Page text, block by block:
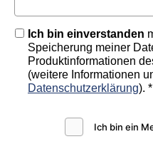
Ich bin einverstanden
Speicherung meiner
Produktinformationen
(weitere Informationen
Datenschutzerklärung). *